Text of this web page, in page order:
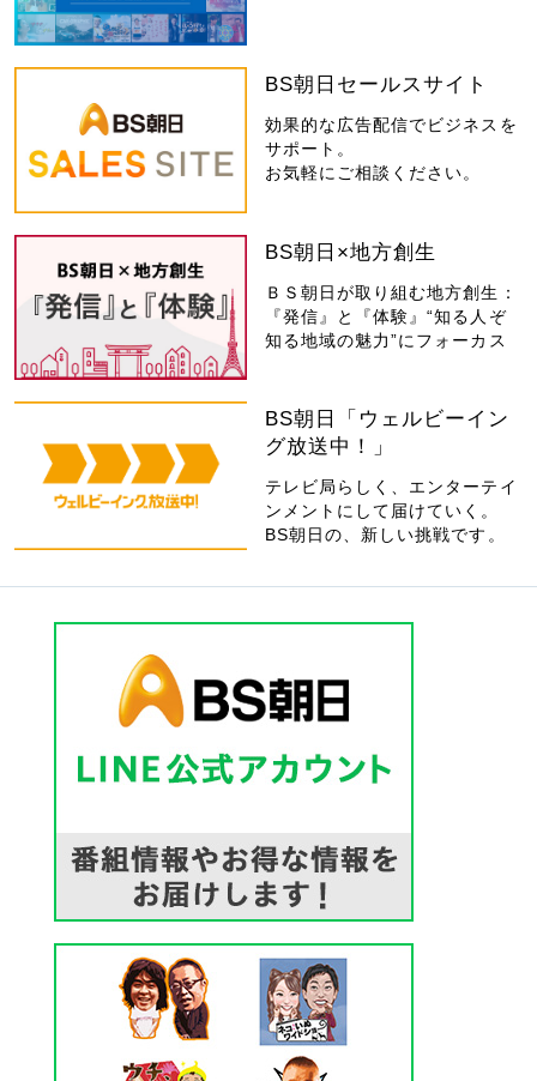
BS朝日セールスサイト
効果的な広告配信でビジネスを
サポート。
お気軽にご相談ください。
BS朝日×地方創生
ＢＳ朝日が取り組む地方創生：
『発信』と『体験』“知る人ぞ
知る地域の魅力”にフォーカス
BS朝日「ウェルビーイン
グ放送中！」
テレビ局らしく、エンターテイ
ンメントにして届けていく。
BS朝日の、新しい挑戦です。